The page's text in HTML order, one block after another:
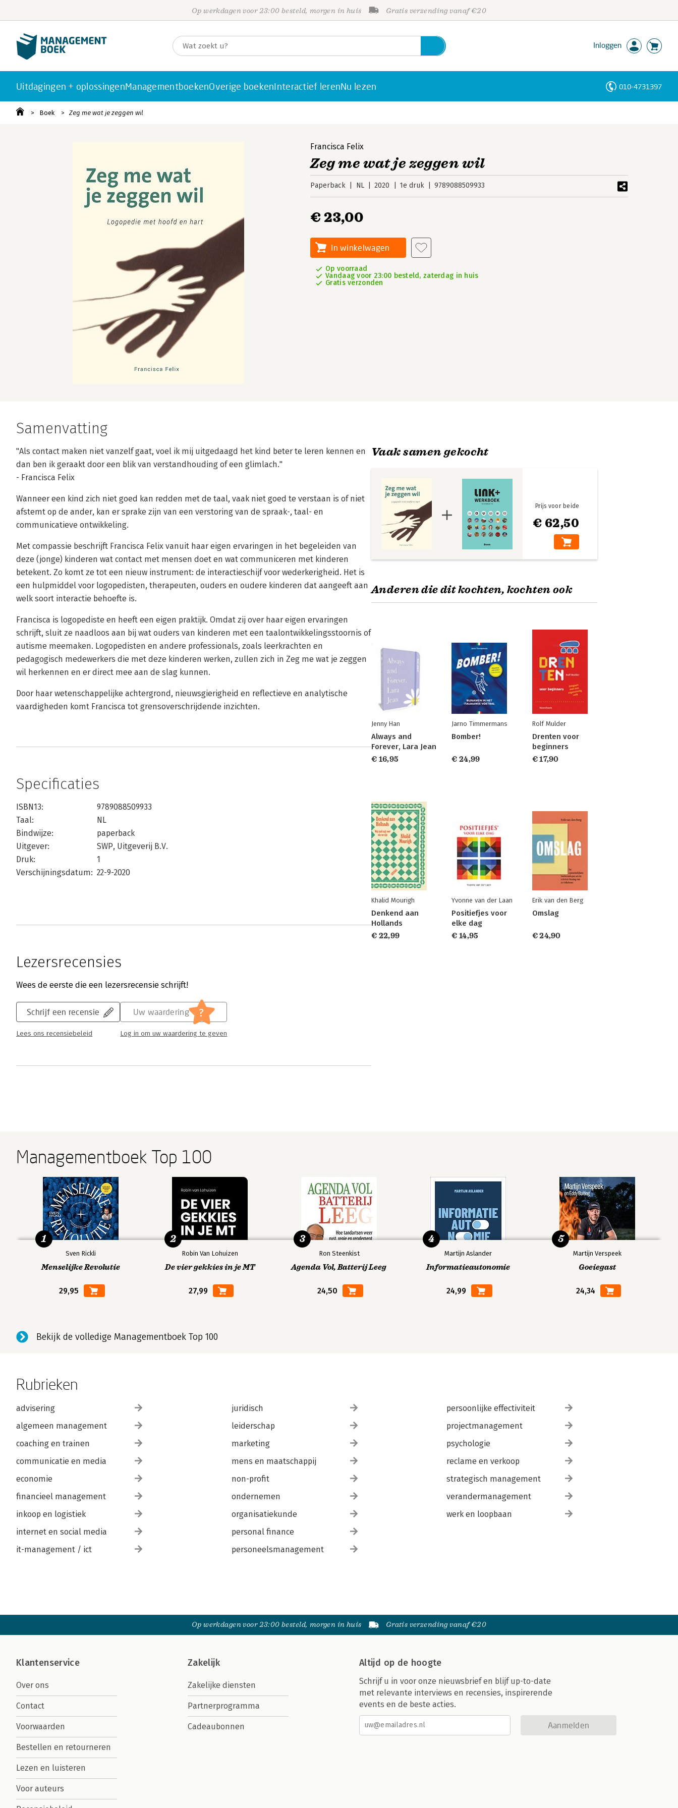
Op werkdagen voor 23:00 besteld, morgen in huis Gratis verzending vanaf €20
Inloggen
Uitdagingen + oplossingenManagementboekenOverige boekenInteractief lerenNu lezen 010-4731397
Boek Zeg me wat je zeggen wil
Francisca Felix
Zeg me wat je zeggen wil
Paperback NL 2020 1e druk 9789088509933
€ 23,00
In winkelwagen
Op voorraad
Vandaag voor 23:00 besteld, zaterdag in huis
Gratis verzonden
Samenvatting
"Als contact maken niet vanzelf gaat, voel ik mij uitgedaagd het kind beter te leren kennen en
dan ben ik geraakt door een blik van verstandhouding of een glimlach."
- Francisca Felix
Wanneer een kind zich niet goed kan redden met de taal, vaak niet goed te verstaan is of niet
afstemt op de ander, kan er sprake zijn van een verstoring van de spraak-, taal- en
communicatieve ontwikkeling.
Met compassie beschrijft Francisca Felix vanuit haar eigen ervaringen in het begeleiden van
deze (jonge) kinderen wat contact met mensen doet en wat communiceren met kinderen
betekent. Zo komt ze tot een nieuw instrument: de interactieschijf voor wederkerigheid. Het is
een hulpmiddel voor logopedisten, therapeuten, ouders en oudere kinderen dat aangeeft aan
welk soort interactie behoefte is.
Francisca is logopediste en heeft een eigen praktijk. Omdat zij over haar eigen ervaringen
schrijft, sluit ze naadloos aan bij wat ouders van kinderen met een taalontwikkelingsstoornis of
autisme meemaken. Logopedisten en andere professionals, zoals leerkrachten en
pedagogisch medewerkers die met deze kinderen werken, zullen zich in Zeg me wat je zeggen
wil herkennen en er direct mee aan de slag kunnen.
Door haar wetenschappelijke achtergrond, nieuwsgierigheid en reflectieve en analytische
vaardigheden komt Francisca tot grensoverschrijdende inzichten.
Specificaties
ISBN13:
9789088509933
Taal:
NL
Bindwijze:
paperback
Uitgever:
SWP, Uitgeverij B.V.
Druk:
1
Verschijningsdatum: 22-9-2020
Lezersrecensies
Wees de eerste die een lezersrecensie schrijft!
Schrijf een recensie
Lees ons recensiebeleid
Uw waardering ?
Log in om uw waardering te geven
Vaak samen gekocht
€ 62,50
Prijs voor beide
Anderen die dit kochten, kochten ook
Jenny Han
Always and
Forever, Lara Jean
€ 16,95
Jarno Timmermans
Bomber!
€ 24,99
Rolf Mulder
Drenten voor
beginners
€ 17,90
Khalid Mourigh
Denkend aan
Hollands
€ 22,99
Yvonne van der Laan
Positiefjes voor
elke dag
€ 14,95
Erik van den Berg
Omslag
€ 24,90
Managementboek Top 100
Sven Rickli
Menselijke Revolutie
29,95
1
Robin Van Lohuizen
De vier gekkies in je MT
27,99
2
Ron Steenkist
Agenda Vol, Batterij Leeg
24,50
3
Martijn Aslander
Informatieautonomie
24,99
4
Martijn Verspeek
Goeiegast
24,34
5
Bekijk de volledige Managementboek Top 100
Rubrieken
advisering
algemeen management
coaching en trainen
communicatie en media
economie
financieel management
inkoop en logistiek
internet en social media
it-management / ict
juridisch
leiderschap
marketing
mens en maatschappij
non-profit
ondernemen
organisatiekunde
personal finance
personeelsmanagement
persoonlijke effectiviteit
projectmanagement
psychologie
reclame en verkoop
strategisch management
verandermanagement
werk en loopbaan
Op werkdagen voor 23:00 besteld, morgen in huis Gratis verzending vanaf €20
Klantenservice
Over ons
Contact
Voorwaarden
Bestellen en retourneren
Lezen en luisteren
Voor auteurs
Zakelijk
Zakelijke diensten
Partnerprogramma
Cadeaubonnen
Altijd op de hoogte
Schrijf u in voor onze nieuwsbrief en blijf up-to-date
met relevante interviews en recensies, inspirerende
events en de beste acties.
Aanmelden
Personen